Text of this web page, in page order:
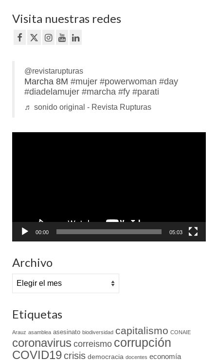
Visita nuestras redes
@revistarupturas
Marcha 8M #mujer #powerwoman #day
#diadelamujer #marcha #fy #parati
♬ sonido original - Revista Rupturas
00:00 05:03
Archivo
Archivo
Etiquetas
Arauz asamblea asesinato biodiversidad capitalismo CONAIE
coronavirus correismo corrupción
COVID19crisis democracia docentes economía